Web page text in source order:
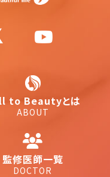
to Beautyとは
ABOUT
監修医師一覧
DOCTOR